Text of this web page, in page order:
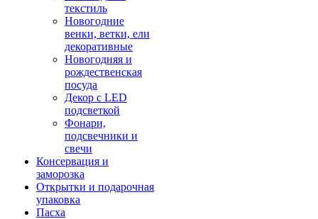
текстиль
Новогодние
венки, ветки, ели
декоративные
Новогодняя и
рождественская
посуда
Декор с LED
подсветкой
Фонари,
подсвечники и
свечи
Консервация и
заморозка
Открытки и подарочная
упаковка
Пасха